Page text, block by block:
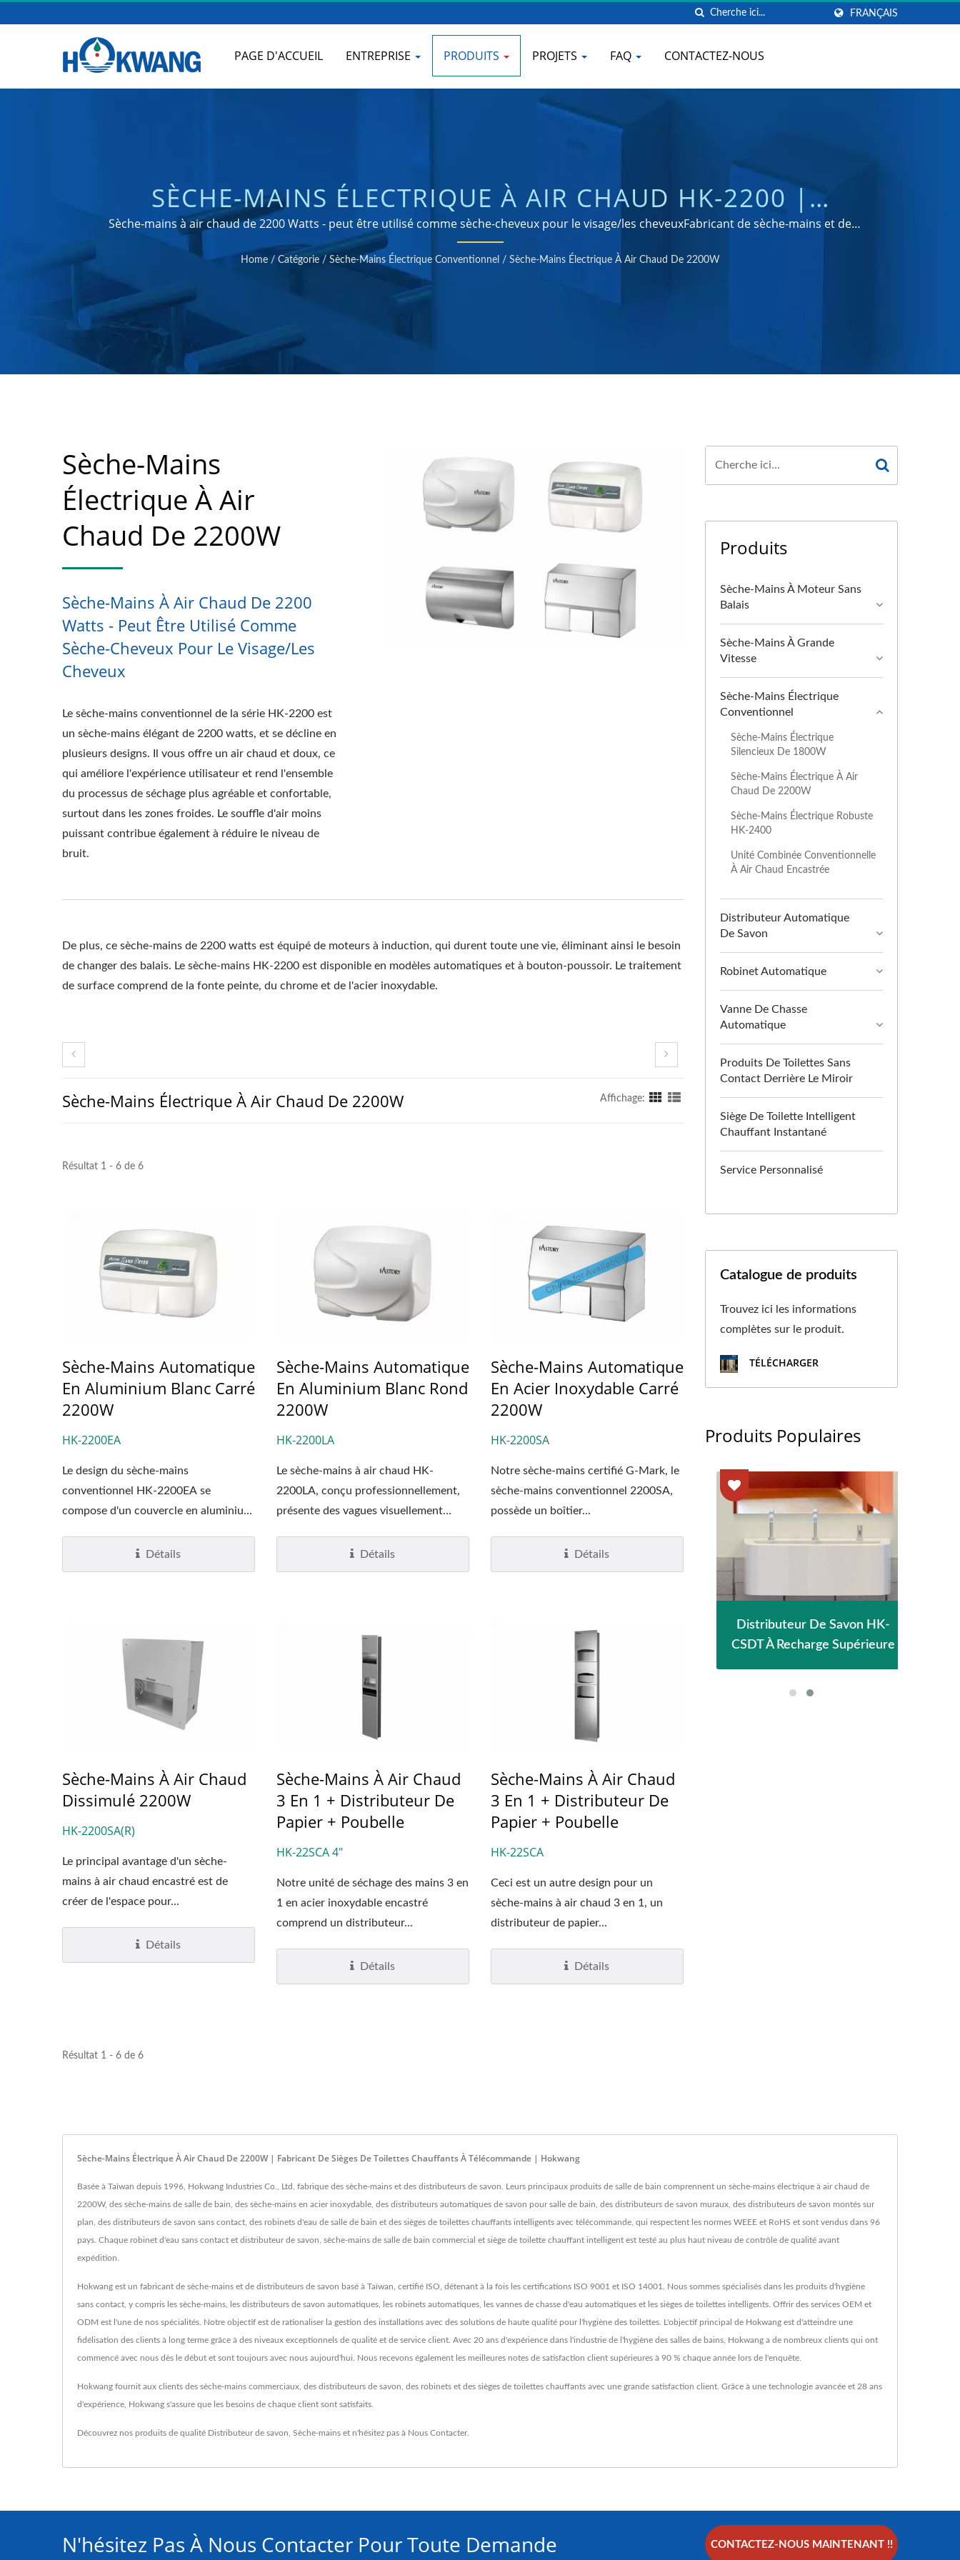
FRANÇAIS
PAGE D'ACCUEIL ENTREPRISE PRODUITS PROJETS FAQ CONTACTEZ-NOUS
SÈCHE-MAINS ÉLECTRIQUE À AIR CHAUD HK-2200 |
FABRICANT DE DISTRIBUTEURS DE SAVON EN ACIER
INOXYDABLE | HOKWANG
Sèche-mains à air chaud de 2200 Watts - peut être utilisé comme sèche-cheveux pour le visage/les cheveuxFabricant de sèche-mains et de
distributeurs de savon certifiés ISO 9001 et 14001
Home / Catégorie / Sèche-Mains Électrique Conventionnel / Sèche-Mains Électrique À Air Chaud De 2200W
Sèche-Mains
Électrique À Air
Chaud De 2200W
Sèche-Mains À Air Chaud De 2200
Watts - Peut Être Utilisé Comme
Sèche-Cheveux Pour Le Visage/les
Cheveux
Le sèche-mains conventionnel de la série HK-2200 est
un sèche-mains élégant de 2200 watts, et se décline en
plusieurs designs. Il vous offre un air chaud et doux, ce
qui améliore l'expérience utilisateur et rend l'ensemble
du processus de séchage plus agréable et confortable,
surtout dans les zones froides. Le souffle d'air moins
puissant contribue également à réduire le niveau de
bruit.
De plus, ce sèche-mains de 2200 watts est équipé de moteurs à induction, qui durent toute une vie, éliminant ainsi le besoin
de changer des balais. Le sèche-mains HK-2200 est disponible en modèles automatiques et à bouton-poussoir. Le traitement
de surface comprend de la fonte peinte, du chrome et de l'acier inoxydable.
Sèche-Mains Électrique À Air Chaud De 2200W Affichage:
Résultat 1 - 6 de 6
Sèche-Mains Automatique
En Aluminium Blanc Carré
2200W
HK-2200EA
Le design du sèche-mains
conventionnel HK-2200EA se
compose d'un couvercle en aluminium
Détails
Sèche-Mains Automatique
En Aluminium Blanc Rond
2200W
HK-2200LA
Le sèche-mains à air chaud HK-
2200LA, conçu professionnellement,
présente des vagues visuellement...
Détails
Sèche-Mains Automatique
En Acier Inoxydable Carré
2200W
HK-2200SA
Notre sèche-mains certifié G-Mark, le
sèche-mains conventionnel 2200SA,
possède un boîtier...
Détails
Sèche-Mains À Air Chaud
Dissimulé 2200W
HK-2200SA(R)
Le principal avantage d'un sèche-
mains à air chaud encastré est de
créer de l'espace pour...
Détails
Sèche-Mains À Air Chaud
3 En 1 + Distributeur De
Papier + Poubelle
HK-22SCA 4"
Notre unité de séchage des mains 3 en
1 en acier inoxydable encastré
comprend un distributeur...
Détails
Sèche-Mains À Air Chaud
3 En 1 + Distributeur De
Papier + Poubelle
HK-22SCA
Ceci est un autre design pour un
sèche-mains à air chaud 3 en 1, un
distributeur de papier...
Détails
Résultat 1 - 6 de 6
Produits
Sèche-Mains À Moteur Sans
Balais
Sèche-Mains À Grande
Vitesse
Sèche-Mains Électrique
Conventionnel
Sèche-Mains Électrique
Silencieux De 1800W
Sèche-Mains Électrique À Air
Chaud De 2200W
Sèche-Mains Électrique Robuste
HK-2400
Unité Combinée Conventionnelle
À Air Chaud Encastrée
Distributeur Automatique
De Savon
Robinet Automatique
Vanne De Chasse
Automatique
Produits De Toilettes Sans
Contact Derrière Le Miroir
Siège De Toilette Intelligent
Chauffant Instantané
Service Personnalisé
Catalogue de produits
Trouvez ici les informations
complètes sur le produit.
TÉLÉCHARGER
Produits Populaires
Vitesse EcoHygiene
CSDT À Recharge Supérieure
Vitesse EcoHygiene
Distributeur De Savon HK-
CSDT À Recharge Supérieure
Sèche-Mains Électrique À Air Chaud De 2200W | Fabricant De Sièges De Toilettes Chauffants À Télécommande | Hokwang
Basée à Taïwan depuis 1996, Hokwang Industries Co., Ltd. fabrique des sèche-mains et des distributeurs de savon. Leurs principaux produits de salle de bain comprennent un sèche-mains électrique à air chaud de
2200W, des sèche-mains de salle de bain, des sèche-mains en acier inoxydable, des distributeurs automatiques de savon pour salle de bain, des distributeurs de savon muraux, des distributeurs de savon montés sur
plan, des distributeurs de savon sans contact, des robinets d'eau de salle de bain et des sièges de toilettes chauffants intelligents avec télécommande, qui respectent les normes WEEE et RoHS et sont vendus dans 96
pays. Chaque robinet d'eau sans contact et distributeur de savon, sèche-mains de salle de bain commercial et siège de toilette chauffant intelligent est testé au plus haut niveau de contrôle de qualité avant
expédition.
Hokwang est un fabricant de sèche-mains et de distributeurs de savon basé à Taïwan, certifié ISO, détenant à la fois les certifications ISO 9001 et ISO 14001. Nous sommes spécialisés dans les produits d'hygiène
sans contact, y compris les sèche-mains, les distributeurs de savon automatiques, les robinets automatiques, les vannes de chasse d'eau automatiques et les sièges de toilettes intelligents. Offrir des services OEM et
ODM est l'une de nos spécialités. Notre objectif est de rationaliser la gestion des installations avec des solutions de haute qualité pour l'hygiène des toilettes. L'objectif principal de Hokwang est d'atteindre une
fidélisation des clients à long terme grâce à des niveaux exceptionnels de qualité et de service client. Avec 20 ans d'expérience dans l'industrie de l'hygiène des salles de bains, Hokwang a de nombreux clients qui ont
commencé avec nous dès le début et sont toujours avec nous aujourd'hui. Nous recevons également les meilleures notes de satisfaction client supérieures à 90 % chaque année lors de l'enquête.
Hokwang fournit aux clients des sèche-mains commerciaux, des distributeurs de savon, des robinets et des sièges de toilettes chauffants avec une grande satisfaction client. Grâce à une technologie avancée et 28 ans
d'expérience, Hokwang s'assure que les besoins de chaque client sont satisfaits.
Découvrez nos produits de qualité Distributeur de savon Sèche-mains et n'hésitez pas à Nous Contacter.
N'hésitez Pas À Nous Contacter Pour Toute Demande CONTACTEZ-NOUS MAINTENANT !!